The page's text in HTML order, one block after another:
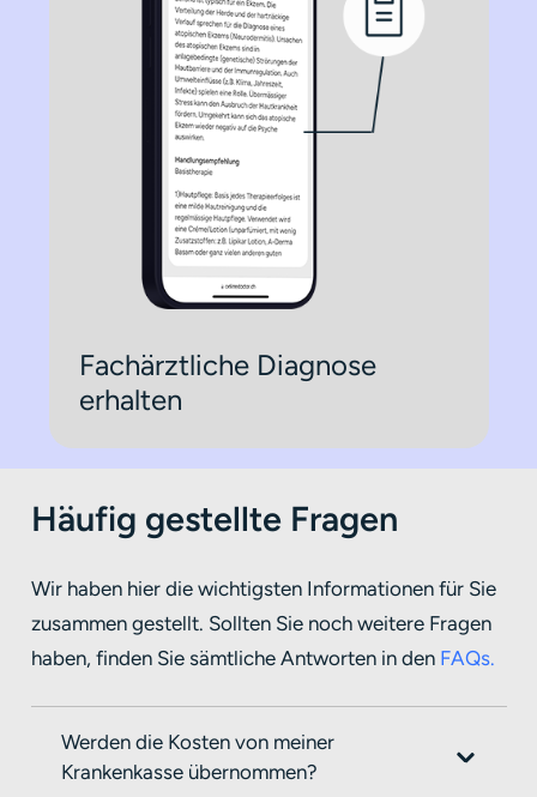
Fachärztliche Diagnose
erhalten
Häufig gestellte Fragen
Wir haben hier die wichtigsten Informationen für Sie
zusammen gestellt. Sollten Sie noch weitere Fragen
haben, finden Sie sämtliche Antworten in den FAQs.
Werden die Kosten von meiner
Krankenkasse übernommen?